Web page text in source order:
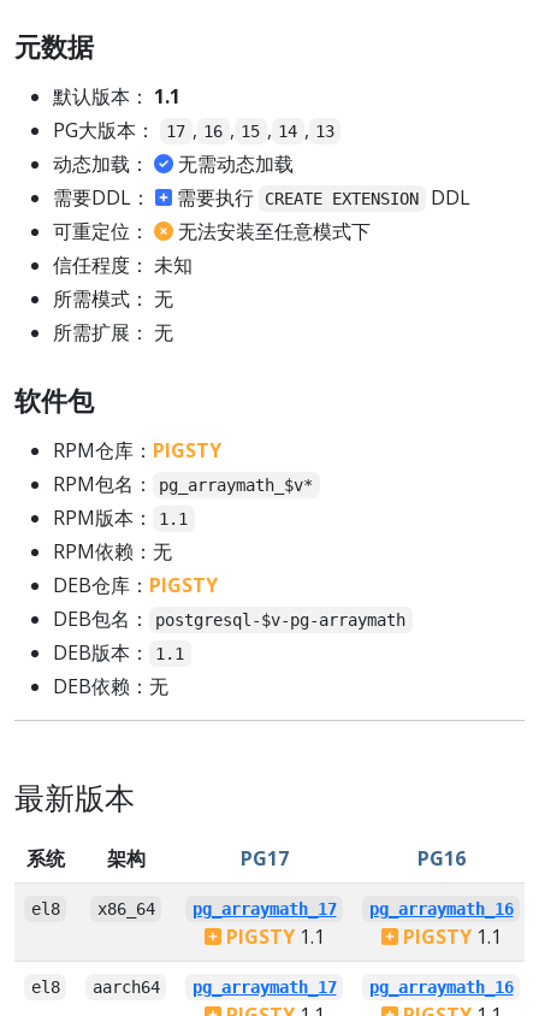
元数据
默认版本： 1.1
PG大版本：
17 , 16 , 15 , 14 , 13
动态加载：
无需动态加载
需要DDL：
需要执行 CREATE EXTENSION
DDL
可重定位：
无法安装至任意模式下
信任程度： 未知
所需模式： 无
所需扩展： 无
软件包
RPM仓库： PIGSTY
RPM包名：
pg_arraymath_$v*
RPM版本： 1.1
RPM依赖：无
DEB仓库： PIGSTY
DEB包名：
postgresql-$v-pg-arraymath
DEB版本： 1.1
DEB依赖：无
最新版本
系统 架构 PG17 PG16
el8 x86_64 pg_arraymath_17
PIGSTY1.1
pg_arraymath_16
PIGSTY1.1
el8 aarch64 pg_arraymath_17 pg_arraymath_16